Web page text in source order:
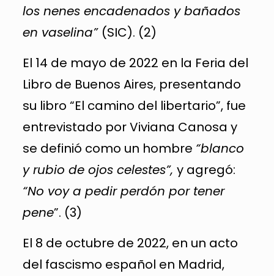
los nenes encadenados y bañados
en vaselina” (SIC). (2)
El 14 de mayo de 2022 en la Feria del
Libro de Buenos Aires, presentando
su libro “El camino del libertario”, fue
entrevistado por Viviana Canosa y
se definió como un hombre “blanco
y rubio de ojos celestes”, y agregó:
“No voy a pedir perdón por tener
pene”. (3)
El 8 de octubre de 2022, en un acto
del fascismo español en Madrid,